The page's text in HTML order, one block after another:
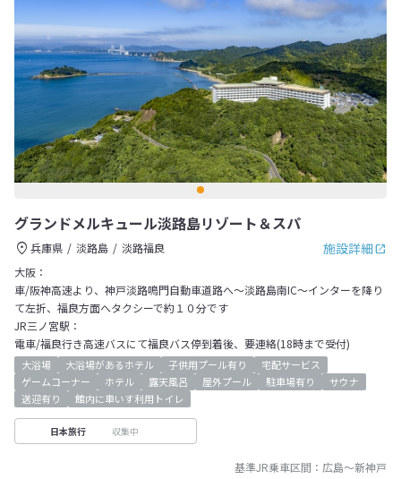
グランドメルキュール淡路島リゾート＆スパ
施設詳細
兵庫県 淡路島
淡路福良
大阪：
車/阪神高速より、神戸淡路鳴門自動車道路へ～淡路島南IC～インターを降り
て左折、福良方面へタクシーで約１０分です
JR三ノ宮駅：
電車/福良行き高速バスにて福良バス停到着後、要連絡(18時まで受付)
大浴場 大浴場があるホテル 子供用プール有り
宅配サービス
ゲームコーナー
ホテル 露天風呂 屋外プール 駐車場有り
サウナ
送迎有り
館内に車いす利用トイレ
日本旅行 収集中
基準JR乗車区間： 広島～新神戸